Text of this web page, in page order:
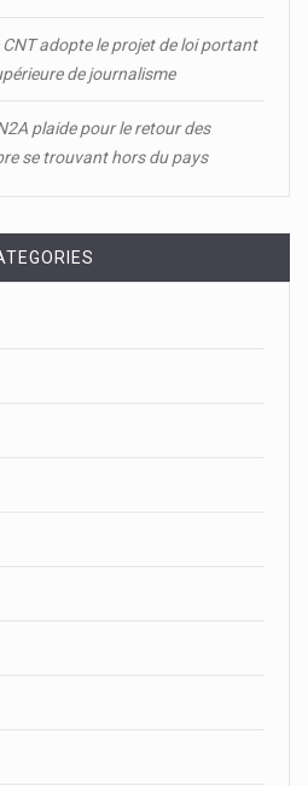
CNT adopte le projet de loi portant
de journalisme
plaide pour le retour des
se trouvant hors du pays